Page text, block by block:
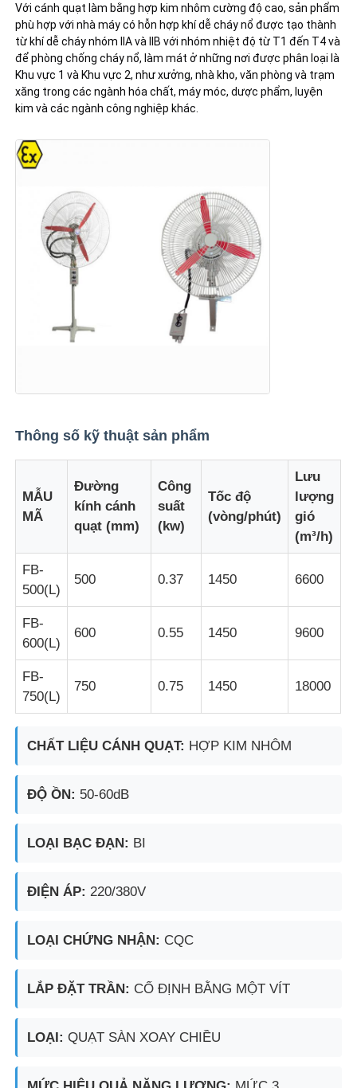
Sản phẩm
Liên hệ chúng tôi
Yêu cầu báo giá
Chiếu sáng chống cháy nổ
Đèn báo cháy nổ
Với cánh quạt làm bằng hợp kim nhôm cường độ cao, sản phẩm
phù hợp với nhà máy có hỗn hợp khí dễ cháy nổ được tạo thành
từ khí dễ cháy nhóm IIA và IIB với nhóm nhiệt độ từ T1 đến T4 và
để phòng chống cháy nổ, làm mát ở những nơi được phân loại là
Khu vực 1 và Khu vực 2, như xưởng, nhà kho, văn phòng và trạm
xăng trong các ngành hóa chất, máy móc, dược phẩm, luyện
kim và các ngành công nghiệp khác.
Thông số kỹ thuật sản phẩm
MẪU
MÃ
Đường
kính cánh
quạt (mm)
Công
suất
(kw)
Tốc độ
(vòng/phút)
Lưu
lượng
gió
(m³/h)
FB-
500(L)
500 0.37 1450 6600
FB-
600(L)
600 0.55 1450 9600
FB-
750(L)
750 0.75 1450 18000
CHẤT LIỆU CÁNH QUẠT: HỢP KIM NHÔM
ĐỘ ỒN: 50-60dB
LOẠI BẠC ĐẠN: BI
ĐIỆN ÁP: 220/380V
LOẠI CHỨNG NHẬN: CQC
LẮP ĐẶT TRẦN: CỐ ĐỊNH BẰNG MỘT VÍT
LOẠI: QUẠT SÀN XOAY CHIỀU